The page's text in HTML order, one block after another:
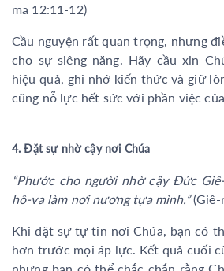
ma 12:11-12)
Cầu nguyện rất quan trọng, nhưng
cho sự siêng năng. Hãy cầu xin
hiệu quả, ghi nhớ kiến thức và giữ
cũng nỗ lực hết sức với phần việc
4. Đặt sự nhờ cậy nơi Chúa
“Phước cho người nhờ cậy Đức
hô-va làm nơi nương tựa mình.”(Giê-
Khi đặt sự tự tin nơi Chúa, bạn có
hơn trước mọi áp lực. Kết quả cuối